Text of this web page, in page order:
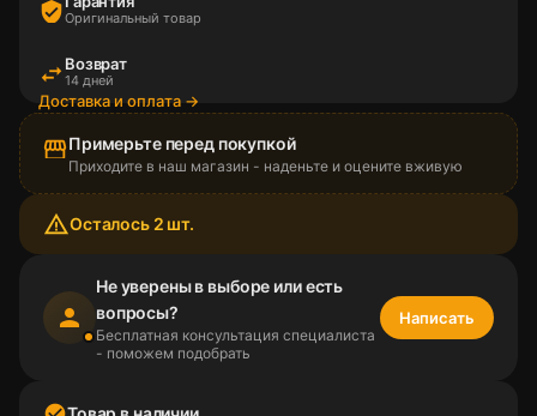
verified_userОригинальный товар
swap_horiz Возврат
14 дней
Доставка и оплата →
storefrontПримерьте перед покупкой
Приходите в наш магазин - наденьте и оцените вживую
warning_amberОсталось 2 шт.
person
Не уверены в выборе или есть
вопросы?
Бесплатная консультация специалиста
- поможем подобрать
Написать